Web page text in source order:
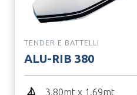
TENDER E BATTELLI
ALU-RIB 380
3.80mt x 1.69mt